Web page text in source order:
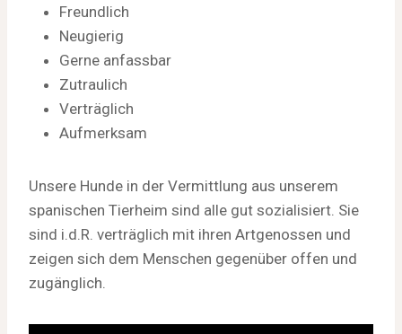
Freundlich
Neugierig
Gerne anfassbar
Zutraulich
Verträglich
Aufmerksam
Unsere Hunde in der Vermittlung aus unserem
spanischen Tierheim sind alle gut sozialisiert. Sie
sind i.d.R. verträglich mit ihren Artgenossen und
zeigen sich dem Menschen gegenüber offen und
zugänglich.